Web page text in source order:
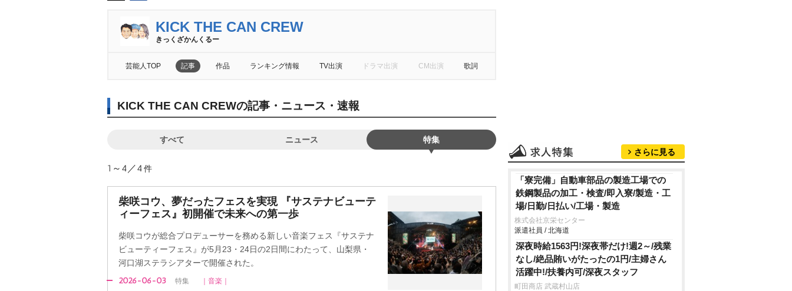
KICK THE CAN CREW
きっくざかんくるー
芸能人TOP 記事 作品 ランキング情報 TV出演 ドラマ出演 CM出演 歌詞
KICK THE CAN CREWの記事・ニュース・速報
すべて ニュース 特集
1～4／4件
柴咲コウ、夢だったフェスを実現 『サステナビューテ
ィーフェス』初開催で未来への第一歩
柴咲コウが総合プロデューサーを務める新しい音楽フェス『サステナ
ビューティーフェス』が5月23・24日の2日間にわたって、山梨県・
河口湖ステラシアターで開催された。
2026-06-03 特集 ｜音楽｜
さらに見る
「寮完備」自動車部品の製造工場での
鉄鋼製品の加工・検査/即入寮/製造・工
場/日勤/日払い/工場・製造
株式会社京栄センター
派遣社員 / 北海道
深夜時給1563円!深夜帯だけ!週2～/残業
なし/絶品賄いがたったの1円/主婦さん
活躍中!/扶養内可/深夜スタッフ
町田商店 武蔵村山店